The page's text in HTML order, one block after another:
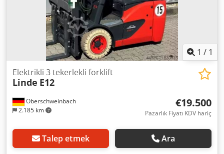
1 / 1
Oberschweinbach
2.185 km
Elektrikli 3 tekerlekli forklift
Linde E12
€19.500
Pazarlık Fiyatı KDV hariç
Talep etmek Ara